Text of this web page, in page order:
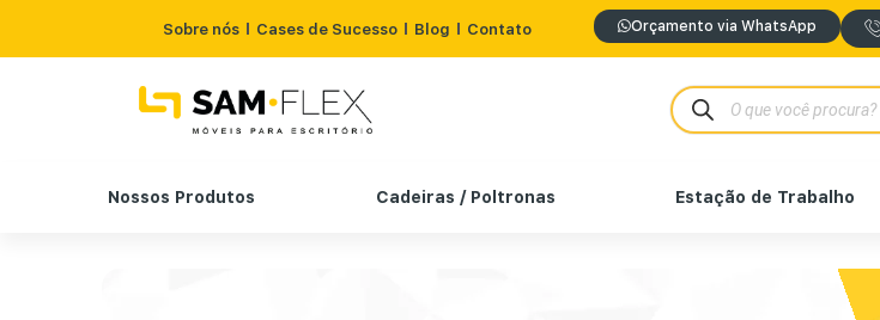
Sobre nós Cases de Sucesso Blog Contato Orçamento via WhatsApp
Nossos Produtos Cadeiras / Poltronas Estação de Trabalho